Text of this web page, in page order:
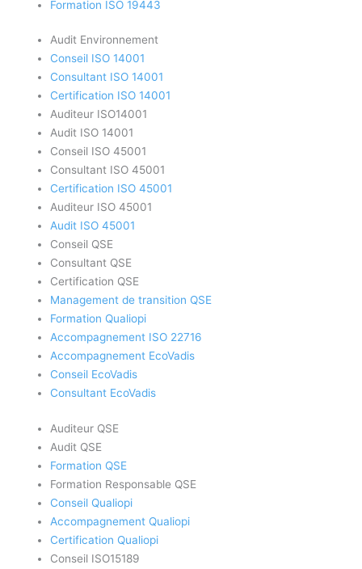
Formation ISO 19443
Audit Environnement
Conseil ISO 14001
Consultant ISO 14001
Certification ISO 14001
Auditeur ISO14001
Audit ISO 14001
Conseil ISO 45001
Consultant ISO 45001
Certification ISO 45001
Auditeur ISO 45001
Audit ISO 45001
Conseil QSE
Consultant QSE
Certification QSE
Management de transition QSE
Formation Qualiopi
Accompagnement ISO 22716
Accompagnement EcoVadis
Conseil EcoVadis
Consultant EcoVadis
Auditeur QSE
Audit QSE
Formation QSE
Formation Responsable QSE
Conseil Qualiopi
Accompagnement Qualiopi
Certification Qualiopi
Conseil ISO15189